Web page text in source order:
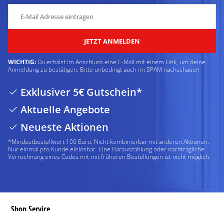
JETZT ANMELDEN
WICHTIG: Du erhälst im Anschluss eine E-Mail mit einem Link, um deine
Anmeldung zu bestätigen. Bitte unbedingt auch im SPAM nachschauen
Exklusiver 5€ Gutschein*
Aktuelle Angebote
Neueste Aktionen
*Mindestbestellwert 100 Euro. Nicht kombinierbar mit anderen Aktionen.
Nur einmal pro Kunde einlösbar. Eine Barauszahlung oder nachträgliche
Verrechnung eines Codes mit mit früheren Bestellungen ist nicht möglich.